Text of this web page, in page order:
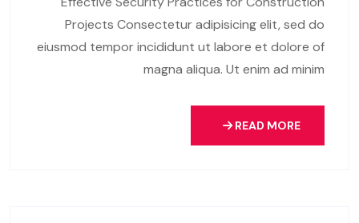
Projects Consectetur adipisicing elit, sed do
eiusmod tempor incididunt ut labore et dolore of
magna aliqua. Ut enim ad minim
READ MORE